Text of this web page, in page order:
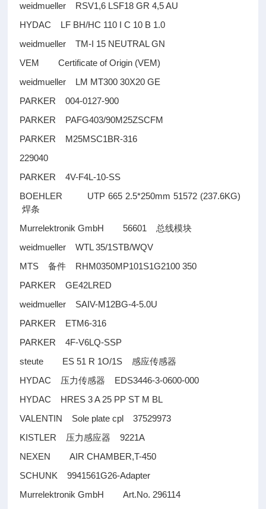
weidmueller RSV1,6 LSF18 GR 4,5 AU
HYDAC LF BH/HC 110 I C 10 B 1.0
weidmueller TM-I 15 NEUTRAL GN
VEM Certificate of Origin (VEM)
weidmueller LM MT300 30X20 GE
PARKER 004-0127-900
PARKER PAFG403/90M25ZSCFM
PARKER M25MSC1BR-316
229040
PARKER 4V-F4L-10-SS
BOEHLER UTP 665 2.5*250mm 51572 (237.6KG)
焊条
Murrelektronik GmbH 56601 总线模块
weidmueller WTL 35/1STB/WQV
MTS备件 RHM0350MP101S1G2100 350
PARKER GE42LRED
weidmueller SAIV-M12BG-4-5.0U
PARKER ETM6-316
PARKER 4F-V6LQ-SSP
steute ES 51 R 1O/1S感应传感器
HYDAC 压力传感器
EDS3446-3-0600-000
HYDAC HRES 3 A 25 PP ST M BL
VALENTIN Sole plate cpl 37529973
KISTLER 压力感应器
9221A
NEXEN AIR CHAMBER,T-450
SCHUNK 9941561G26-Adapter
Murrelektronik GmbH Art.No. 296114